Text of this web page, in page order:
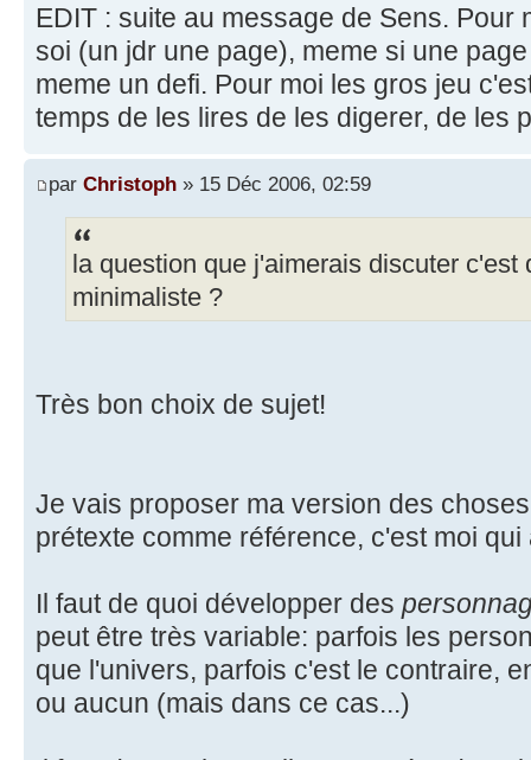
EDIT : suite au message de Sens. Pour
soi (un jdr une page), meme si une
meme un defi. Pour moi les gros jeu
temps de les lires de les digerer, de les
par Christoph » 15 Déc 2006, 02:59
la question que j'aimerais discuter
minimaliste ?
Très bon choix de sujet!
Je vais proposer ma version des
prétexte comme référence, c'est moi qui
Il faut de quoi développer des
peut être très variable: parfois les
que l'univers, parfois c'est le contraire,
ou aucun (mais dans ce cas...)